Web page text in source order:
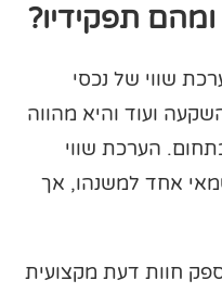
ומהם תפקידיו?
שווי של נכסי
ועוד והיא מהווה
הערכת שווי
אחד למשנהו, אך
חוות דעת מקצועית